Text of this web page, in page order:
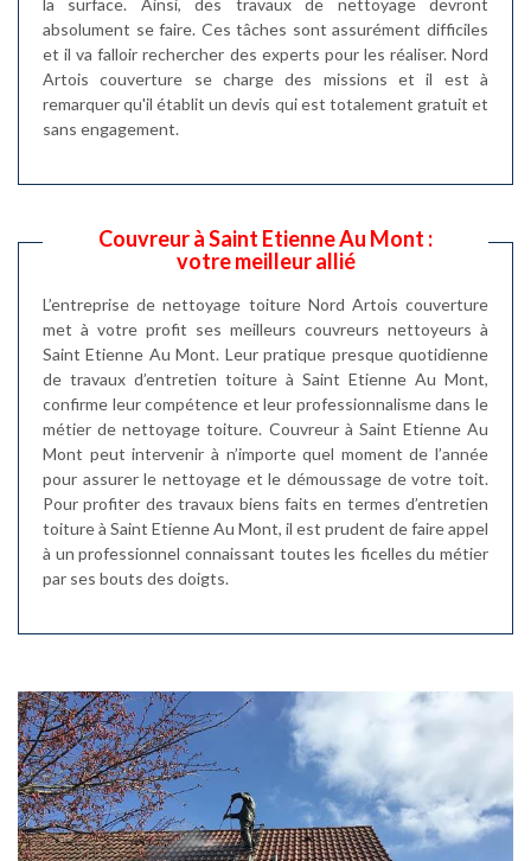
absolument se faire. Ces tâches sont assurément difficiles
et il va falloir rechercher des experts pour les réaliser. Nord
Artois couverture se charge des missions et il est à
remarquer qu'il établit un devis qui est totalement gratuit et
sans engagement.
Couvreur à Saint Etienne Au Mont :
votre meilleur allié
L’entreprise de nettoyage toiture Nord Artois couverture
met à votre profit ses meilleurs couvreurs nettoyeurs à
Saint Etienne Au Mont. Leur pratique presque quotidienne
de travaux d’entretien toiture à Saint Etienne Au Mont,
confirme leur compétence et leur professionnalisme dans le
métier de nettoyage toiture. Couvreur à Saint Etienne Au
Mont peut intervenir à n’importe quel moment de l’année
pour assurer le nettoyage et le démoussage de votre toit.
Pour profiter des travaux biens faits en termes d’entretien
toiture à Saint Etienne Au Mont, il est prudent de faire appel
à un professionnel connaissant toutes les ficelles du métier
par ses bouts des doigts.